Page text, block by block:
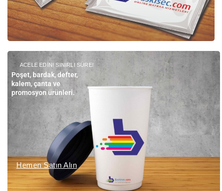
Hemen Satın Alın
Poşet, bardak, defter,
kalem, çanta ve
promosyon ürünleri.
ACELE EDIN! SINIRLI SÜRE!